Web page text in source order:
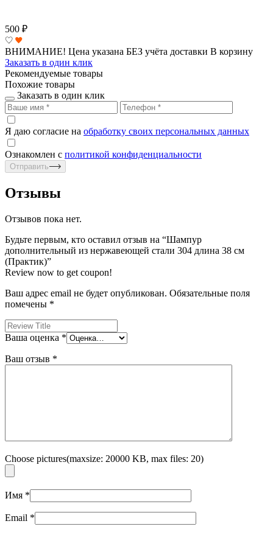
500 ₽
ВНИМАНИЕ! Цена указана БЕЗ учёта доставки В корзину
Заказать в один клик
Рекомендуемые товары
Похожие товары
Заказать в один клик
Я даю согласие на обработку своих персональных данных
Ознакомлен с политикой конфиденциальности
Отправить
Отзывы
Отзывов пока нет.
Будьте первым, кто оставил отзыв на “Шампур
дополнительный из нержавеющей стали 304 длина 38 см
(Практик)”
Review now to get coupon!
Ваш адрес email не будет опубликован. Обязательные поля
помечены *
Ваша оценка *
Ваш отзыв *
Choose pictures(maxsize: 20000 KB, max files: 20)
Имя *
Email *